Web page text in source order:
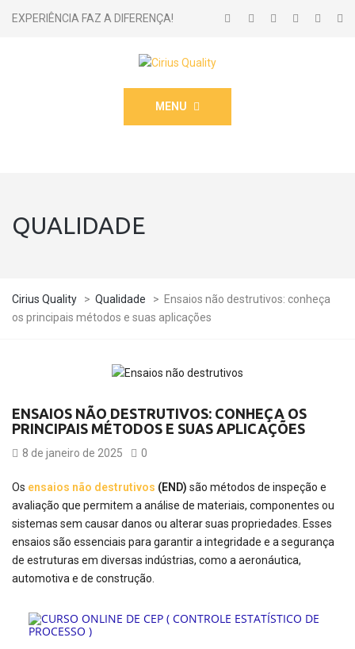
EXPERIÊNCIA FAZ A DIFERENÇA!
MENU
QUALIDADE
Cirius Quality > Qualidade > Ensaios não destrutivos: conheça
os principais métodos e suas aplicações
ENSAIOS NÃO DESTRUTIVOS: CONHEÇA OS
PRINCIPAIS MÉTODOS E SUAS APLICAÇÕES
8 de janeiro de 2025 0
Os ensaios não destrutivos (END) são métodos de inspeção e
avaliação que permitem a análise de materiais, componentes ou
sistemas sem causar danos ou alterar suas propriedades. Esses
ensaios são essenciais para garantir a integridade e a segurança
de estruturas em diversas indústrias, como a aeronáutica,
automotiva e de construção.